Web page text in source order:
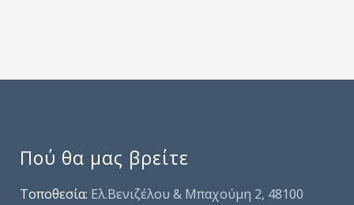
Πού θα μας βρείτε
Τοποθεσία: Ελ.Βενιζέλου & Μπαχούμη 2, 48100